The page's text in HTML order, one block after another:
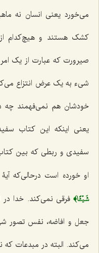
می‌خورد یعنی انسان نه
کشک هستند و هیچ‌کدام از
صیرورت که عبارت از یک
شیء به یک عرض انتزاع
خودشان هم نمی‌فهمند چه
یعنی اینکه این کتاب
سفیدی و ربطی که بین
او خورده است درحالی‌که
شَيۡ‍ًٔا﴾ فرقی نمی‌کند. خدا در
جعل و افاضه، نفس تصور
می‌کند. البته در مبدعات